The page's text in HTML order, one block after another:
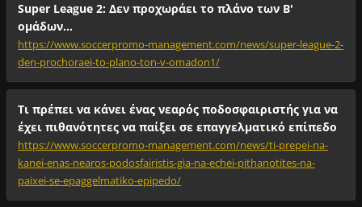
Super League 2: Δεν προχωράει το πλάνο των Β'
ομάδων...
https://www.soccerpromo-management.com/news/super-league-2-
den-prochoraei-to-plano-ton-v-omadon1/
Τι πρέπει να κάνει ένας νεαρός ποδοσφαιριστής για να
έχει πιθανότητες να παίξει σε επαγγελματικό επίπεδο
https://www.soccerpromo-management.com/news/ti-prepei-na-
kanei-enas-nearos-podosfairistis-gia-na-echei-pithanotites-na-
paixei-se-epaggelmatiko-epipedo/